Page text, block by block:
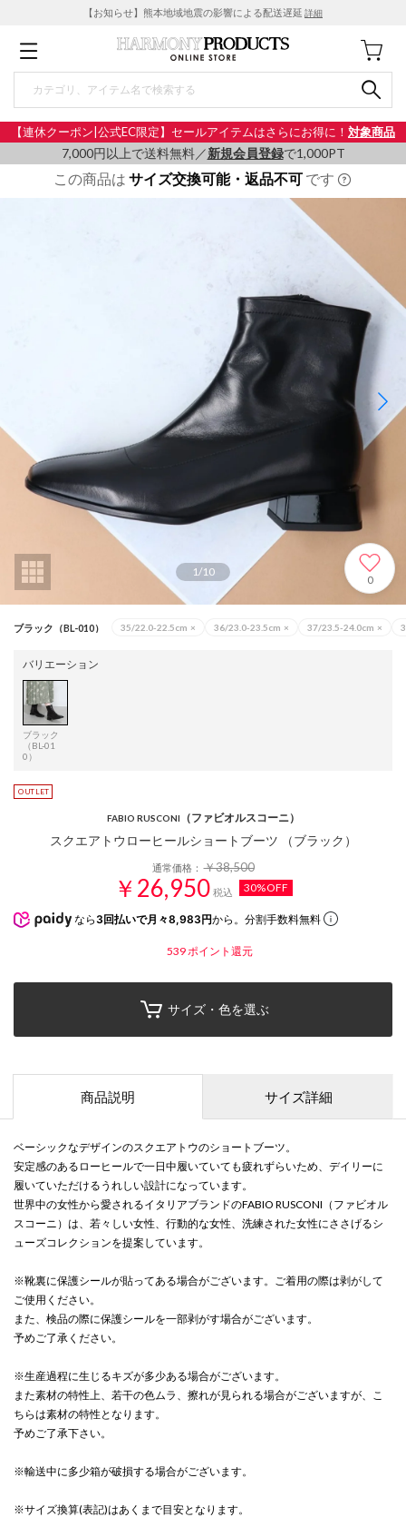
【お知らせ】熊本地域地震の影響による配送遅延 詳細
【連休クーポン|公式EC限定】セールアイテムはさらにお得に！ 対象商品
7,000円以上で送料無料／新規会員登録で1,000PT
この商品は サイズ交換可能・返品不可 です
1/10
0
ブラック（BL-010） 35/22.0-22.5cm × 36/23.0-23.5cm × 37/23.5-24.0cm ×
バリエーション
ブラック
（BL-01
0）
FABIO RUSCONI （ファビオルスコーニ）
スクエアトウローヒールショートブーツ （ブラック）
通常価格：￥38,500
￥26,950 税込 30%OFF
なら 3回払いで月々8,983円から。分割手数料無料
539 ポイント還元
サイズ・色を選ぶ
商品説明 サイズ詳細
ベーシックなデザインのスクエアトウのショートブーツ。
安定感のあるローヒールで一日中履いていても疲れずらいため、デイリーに
履いていただけるうれしい設計になっています。
世界中の女性から愛されるイタリアブランドのFABIO RUSCONI（ファビオル
スコーニ）は、若々しい女性、行動的な女性、洗練された女性にささげるシ
ューズコレクションを提案しています。
※靴裏に保護シールが貼ってある場合がございます。ご着用の際は剥がして
ご使用ください。
また、検品の際に保護シールを一部剥がす場合がございます。
予めご了承ください。
※生産過程に生じるキズが多少ある場合がございます。
また素材の特性上、若干の色ムラ、擦れが見られる場合がございますが、こ
ちらは素材の特性となります。
予めご了承下さい。
※輸送中に多少箱が破損する場合がございます。
※サイズ換算(表記)はあくまで目安となります。